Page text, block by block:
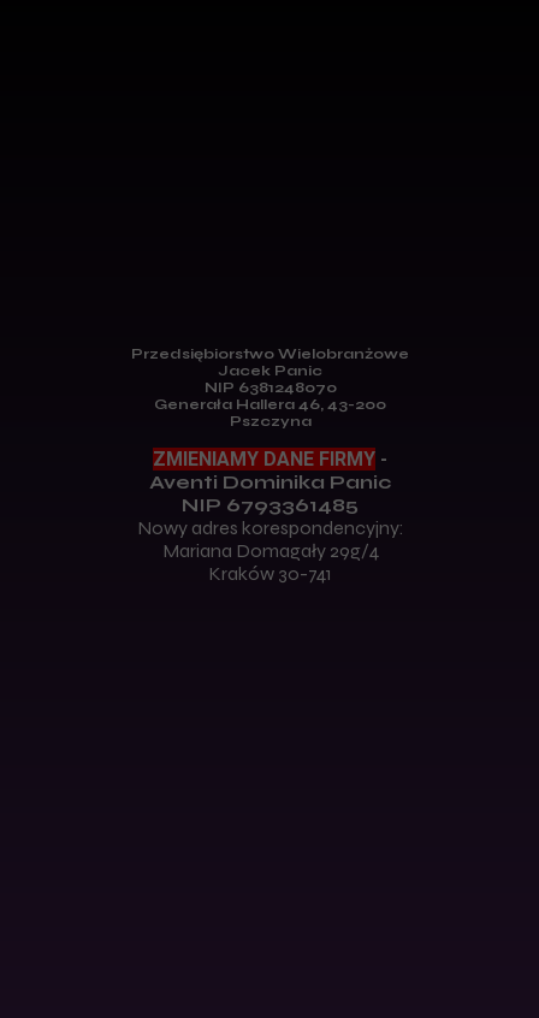
Przedsiębiorstwo Wielobranżowe
Jacek Panic
NIP 6381248070
Generała Hallera 46, 43-200
Pszczyna
ZMIENIAMY DANE FIRMY -
Aventi Dominika Panic
NIP 6793361485
Nowy adres korespondencyjny:
Mariana Domagały 29g/4
Kraków 30-741